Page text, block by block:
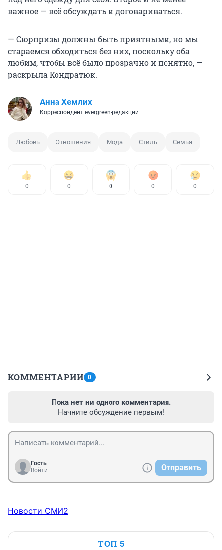
важное — всё обсуждать и договариваться.
— Сюрпризы должны быть приятными, но мы
стараемся обходиться без них, поскольку оба
любим, чтобы всё было прозрачно и понятно, —
раскрыла Кондратюк.
Анна Хемлих
Корреспондент evergreen-редакции
Любовь Отношения Мода Стиль Семья
0 0 0 0 0
КОММЕНТАРИИ 0
Пока нет ни одного комментария.
Начните обсуждение первым!
Гость
Войти
Отправить
Новости СМИ2
ТОП 5